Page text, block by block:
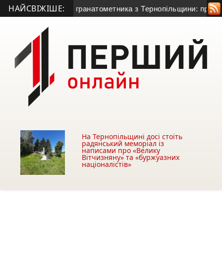
НАЙСВІЖІШЕ:
50-річного гранатометника з Тернопільщини: причина
На Тернопільщині досі стоїть
радянський меморіал із
написами про «Велику
Вітчизняну» та «буржуазних
націоналістів»